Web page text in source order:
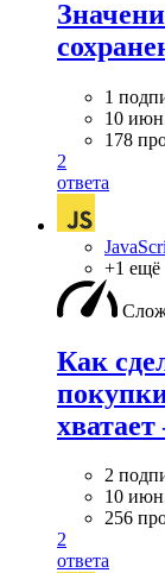
1
10
178
2
ответа
+1 ещё
Как
2
10
256
2
ответа